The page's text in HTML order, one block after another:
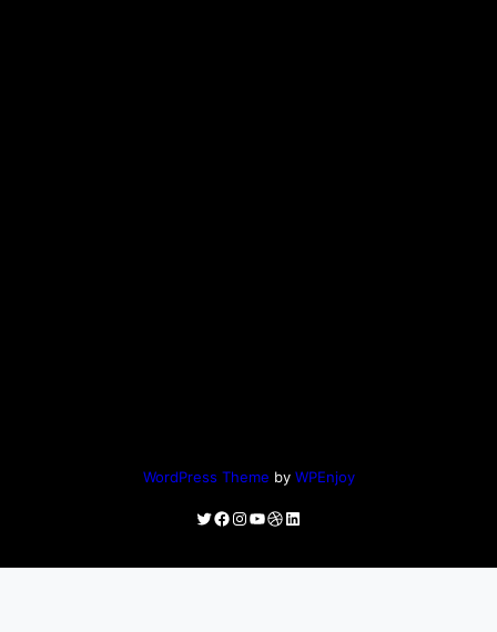
WordPress Theme by WPEnjoy
Twitter
Facebook
Instagram
YouTube
Dribbble
LinkedIn